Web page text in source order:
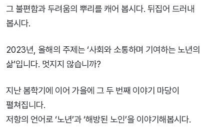
그 불편함과 두려움의 뿌리를 캐어 봅시다. 뒤집어 드러내
봅시다.
2023년, 올해의 주제는 ‘사회와 소통하며 기여하는 노년의
삶’입니다. 멋지지 않습니까?
지난 봄학기에 이어 가을에 그 두 번째 이야기 마당이
펼쳐집니다.
저항의 언어로 ‘노년’과 ‘해방된 노인’을 이야기해봅시다.